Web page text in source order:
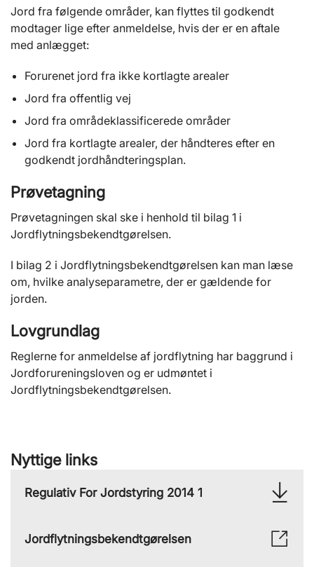
Jord fra følgende områder, kan flyttes til godkendt
modtager lige efter anmeldelse, hvis der er en aftale
med anlægget:
Forurenet jord fra ikke kortlagte arealer
Jord fra offentlig vej
Jord fra områdeklassificerede områder
Jord fra kortlagte arealer, der håndteres efter en
godkendt jordhåndteringsplan.
Prøvetagning
Prøvetagningen skal ske i henhold til bilag 1 i
Jordflytningsbekendtgørelsen.
I bilag 2 i Jordflytningsbekendtgørelsen kan man læse
om, hvilke analyseparametre, der er gældende for
jorden.
Lovgrundlag
Reglerne for anmeldelse af jordflytning har baggrund i
Jordforureningsloven og er udmøntet i
Jordflytningsbekendtgørelsen.
Nyttige links
Regulativ For Jordstyring 2014 1
Jordflytningsbekendtgørelsen